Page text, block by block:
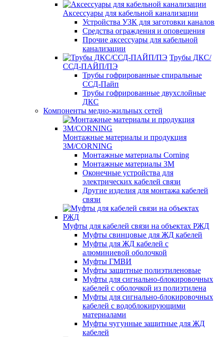
Аксессуары для кабельной канализации
Устройства УЗК для заготовки каналов
Средства ограждения и оповещения
Прочие аксессуары для кабельной
канализации
Трубы ДКС/
ССД-ПАЙП/ПЭ
Трубы гофрированные спиральные
ССД-Пайп
Трубы гофрированные двухслойные
ДКС
Компоненты медно-жильных сетей
Монтажные материалы и продукция
3M/CORNING
Монтажные материалы Corning
Монтажные материалы 3M
Оконечные устройства для
электрических кабелей связи
Другие изделия для монтажа кабелей
связи
Муфты для кабелей связи на объектах РЖД
Муфты свинцовые для ЖД кабелей
Муфты для ЖД кабелей с
алюминиевой оболочкой
Муфты ГМВИ
Муфты защитные полиэтиленовые
Муфты для сигнально-блокировочных
кабелей с оболочкой из полиэтилена
Муфты для сигнально-блокировочных
кабелей с водоблокирующими
материалами
Муфты чугунные защитные для ЖД
кабелей